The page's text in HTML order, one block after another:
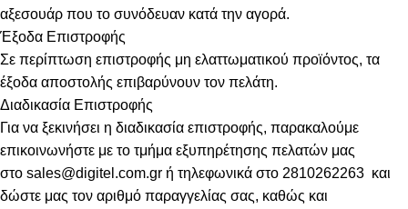
αξεσουάρ που το συνόδευαν κατά την αγορά.
Έξοδα Επιστροφής
Σε περίπτωση επιστροφής μη ελαττωματικού προϊόντος, τα
έξοδα αποστολής επιβαρύνουν τον πελάτη.
Διαδικασία Επιστροφής
Για να ξεκινήσει η διαδικασία επιστροφής, παρακαλούμε
επικοινωνήστε με το τμήμα εξυπηρέτησης πελατών μας
στο sales@digitel.com.gr ή τηλεφωνικά στο 2810262263 και
δώστε μας τον αριθμό παραγγελίας σας, καθώς και